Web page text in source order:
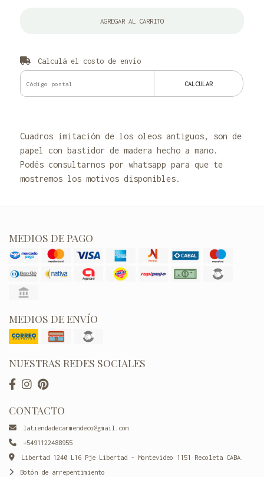
AGREGAR AL CARRITO
Calculá el costo de envío
CALCULAR
Cuadros imitación de los oleos antiguos, son de
papel con bastidor de madera hecho a mano.
Podés consultarnos por whatsapp para que te
mostremos los motivos disponibles.
MEDIOS DE PAGO
MEDIOS DE ENVÍO
NUESTRAS REDES SOCIALES
CONTACTO
latiendadecarmendeco@gmail.com
+5491122488955
Libertad 1240 L16 Pje Libertad - Montevideo 1151 Recoleta CABA.
Botón de arrepentimiento